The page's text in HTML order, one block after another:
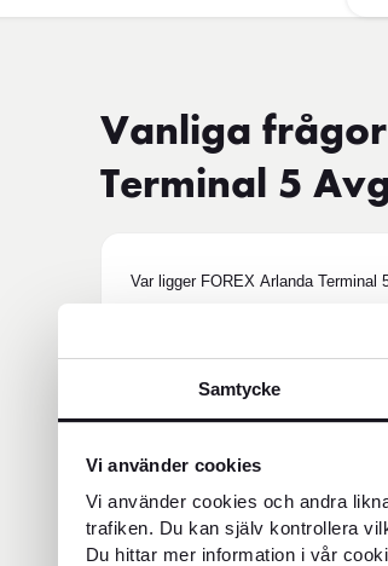
Samtycke
Vi använder cookies
Vi använder cookies och andra
trafiken. Du kan själv kontrollera
Du hittar mer information i vår
Vanliga frågor
Terminal 5
Var ligger FOREX Arlanda Terminal
Kan jag växla valuta innan
Vilka tjänster erbjuder FOREX